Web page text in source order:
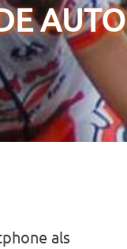
AUTO
als